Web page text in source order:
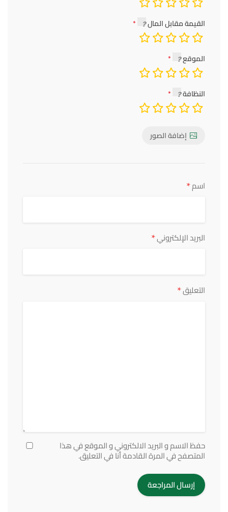
القيمة مقابل المال
الموقع
النظافة
إضافة الصور
اسم*
البريد الإلكتروني*
التعليق*
حفظ الاسم و البريد الالكتروني و الموقع في هذا
المتصفح في المرة القادمة أنا في التعليق.